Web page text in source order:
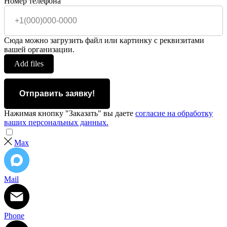
Сюда можно загрузить файл или картинку с реквизитами
вашей организации.
Add files
Отправить заявку!
Нажимая кнопку "Заказать" вы даете согласие на обработку
ваших персональных данных.
Max
Mail
Phone